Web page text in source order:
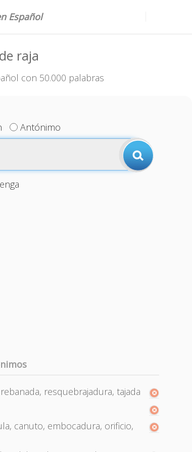
Español
raja
con 50.000 palabras
Antónimo
resquebrajadura, tajada
canuto, embocadura, orificio,